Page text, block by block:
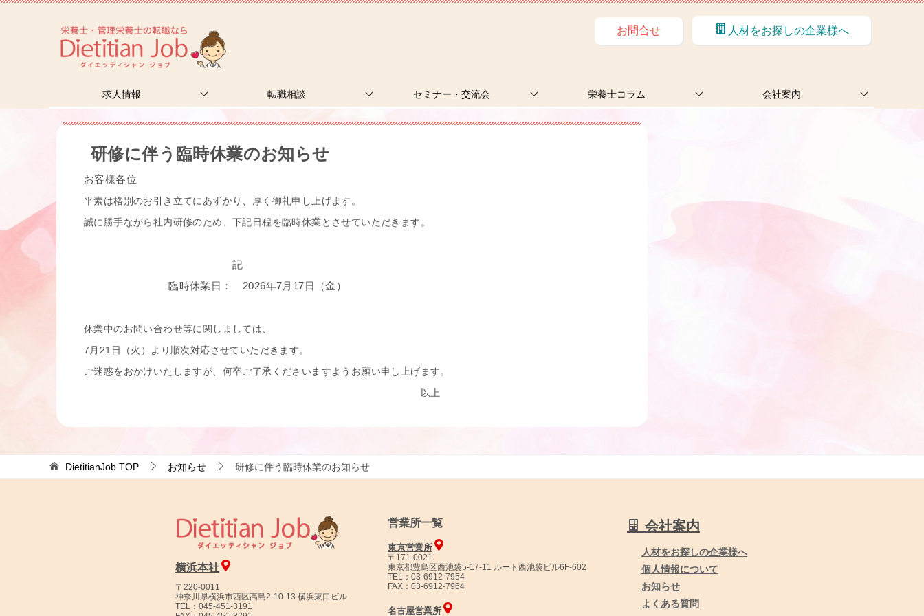
お問合せ 人材をお探しの企業様へ
求人情報 転職相談 セミナー・交流会 栄養士コラム 会社案内
研修に伴う臨時休業のお知らせ
お客様各位
平素は格別のお引き立てにあずかり、厚く御礼申し上げます。
誠に勝手ながら社内研修のため、下記日程を臨時休業とさせていただきます。
記
臨時休業日： 2026年7月17日（金）
休業中のお問い合わせ等に関しましては、
7月21日（火）より順次対応させていただきます。
ご迷惑をおかけいたしますが、何卒ご了承くださいますようお願い申し上げます。
以上
DietitianJob TOP お知らせ 研修に伴う臨時休業のお知らせ
横浜本社
〒220-0011
神奈川県横浜市西区高島2-10-13 横浜東口ビル
TEL：045-451-3191
営業所一覧
東京営業所
〒171-0021
東京都豊島区西池袋5-17-11 ルート西池袋ビル6F-602
TEL：03-6912-7954
FAX：03-6912-7964
名古屋営業所
会社案内
人材をお探しの企業様へ
個人情報について
お知らせ
よくある質問